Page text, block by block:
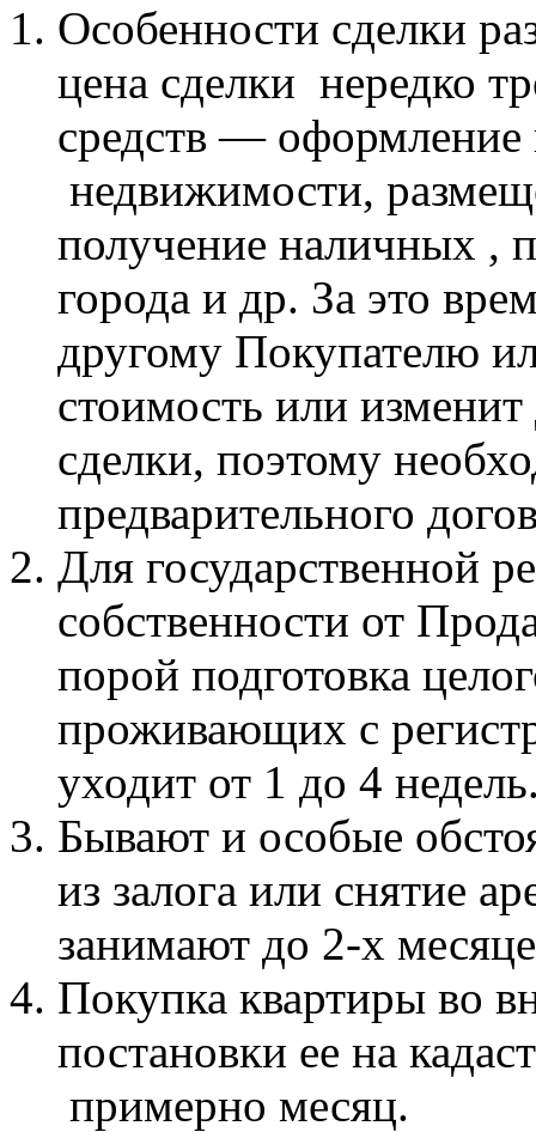
Особенности сделки
цена сделки нередко
средств — оформление
недвижимости,
получение наличных ,
города и др. За это
другому Покупателю
стоимость или
сделки, поэтому
предварительного
Для государственной
собственности от
порой подготовка
проживающих с
уходит от 1 до 4
Бывают и особые
из залога или снятие
занимают до 2-х
Покупка квартиры во
постановки ее на
примерно месяц.